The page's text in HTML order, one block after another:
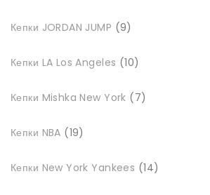
Кепки JORDAN JUMP 9товарів
Кепки LA Los Angeles 10товарів
Кепки Mishka New York 7товарів
Кепки NBA 19товарів
Кепки New York Yankees 14товарів